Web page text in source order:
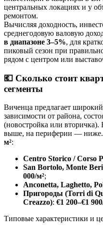
центральных локациях и у
ремонтом.
Вычисляя доходность,
среднегодовую валовую
в диапазоне 3–5%, для
пиковый сезон при
рядом с центром или
💶 Сколько стоит
сегменты
Виченца предлагает
зависимости от района,
(новостройка или
выше, на периферии — ниже.
м²:
Centro Storico / Corso
San Bortolo, Monte
000/м²;
Anconetta, Laghetto,
Пригороды (Torri di
Creazzo): €1 200–€1
Типовые характеристики и